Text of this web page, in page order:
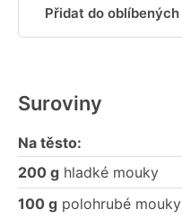
Přidat do oblíbených
Suroviny
Na těsto:
200 g hladké mouky
100 g polohrubé mouky